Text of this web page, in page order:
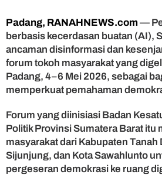
g
D
i
s
i
f
o
m
a
s
Padang, RANAHNEWS.com—
berbasis kecerdasan buatan (AI),
ancaman disinformasi dan
forum tokoh masyarakat yang
Padang, 4–6 Mei 2026, sebagai
memperkuat pemahaman
Forum yang diinisiasi Badan
Politik Provinsi Sumatera Barat itu
masyarakat dari Kabupaten Tanah
Sijunjung, dan Kota Sawahlunto
pergeseran demokrasi ke ruang